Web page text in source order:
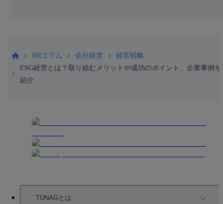
HRコラム 会社経営
経営戦略
ESG経営とは？取り組むメリットや成功のポイント、企業事例を
紹介
TUNAGとは